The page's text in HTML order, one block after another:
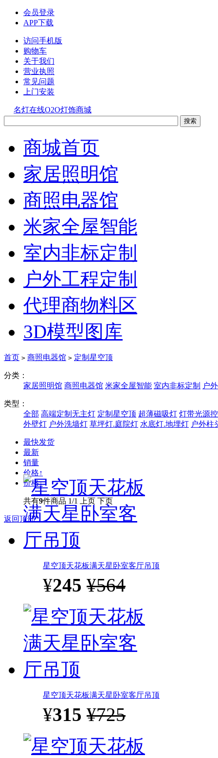
会员登录
APP下载
访问手机版
购物车
关于我们
营业执照
常见问题
上门安装
名灯在线O2O灯饰商城
商城首页
家居照明馆
商照电器馆
米家全屋智能
室内非标定制
户外工程定制
代理商物料区
3D模型图库
首页 > 商照电器馆 > 定制星空顶
分类：
家居照明馆 商照电器馆 米家全屋智能 室内非标定制 户
类型：
全部 高端定制无主灯 定制星空顶 超薄磁吸灯 灯带光源
外壁灯 户外洗墙灯 草坪灯.庭院灯 水底灯.地埋灯 户外柱
最快发货
最新
销量
价格↑
价格↓
共有9件商品 1/1 上页 下页
返回顶部
星空顶天花板满天星卧室客厅吊顶
¥245 ¥564
星空顶天花板满天星卧室客厅吊顶
¥315 ¥725